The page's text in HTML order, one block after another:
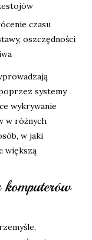
czasu
oszczędności
systemy
wykrywanie
w różnych
w jaki
większą